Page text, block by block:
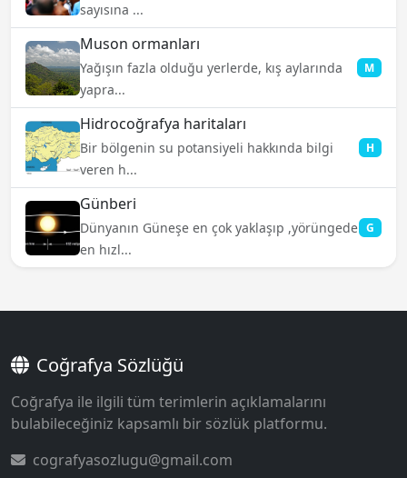
sayısına ...
Muson ormanları
Yağışın fazla olduğu yerlerde, kış aylarında
yapra...
M
Hidrocoğrafya haritaları
Bir bölgenin su potansiyeli hakkında bilgi
veren h...
H
Günberi
Dünyanın Güneşe en çok yaklaşıp ,yörüngede
en hızl...
G
Coğrafya Sözlüğü
Coğrafya ile ilgili tüm terimlerin açıklamalarını
bulabileceğiniz kapsamlı bir sözlük platformu.
cografyasozlugu@gmail.com